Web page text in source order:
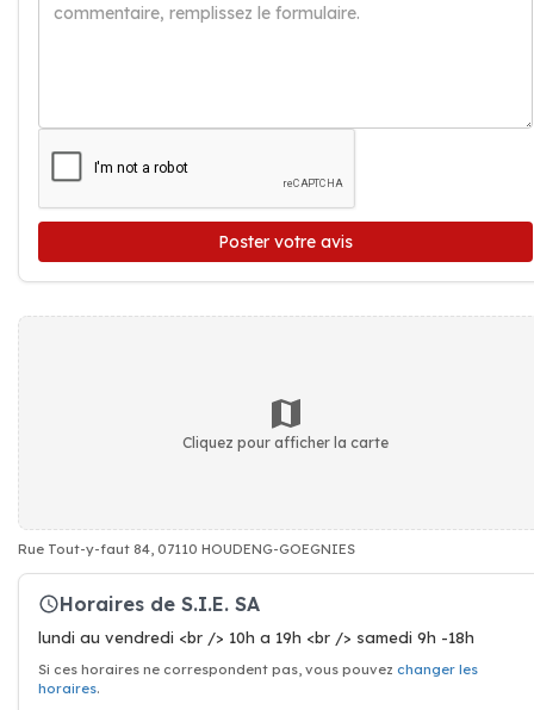
Poster votre avis
Cliquez pour afficher la carte
Rue Tout-y-faut 84, 07110 HOUDENG-GOEGNIES
Horaires de S.I.E. SA
lundi au vendredi <br /> 10h a 19h <br /> samedi 9h -18h
Si ces horaires ne correspondent pas, vous pouvez changer les
horaires.